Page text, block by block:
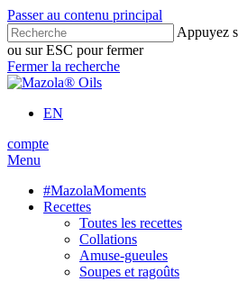
Passer au contenu principal
Appuyez
ou sur ESC pour fermer
Fermer la recherche
EN
compte
Menu
#MazolaMoments
Recettes
Toutes les recettes
Collations
Amuse-gueules
Soupes et ragoûts